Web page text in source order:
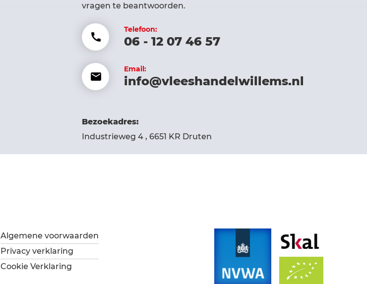
vragen te beantwoorden.
Telefoon:
06 - 12 07 46 57
Email:
info@vleeshandelwillems.nl
Bezoekadres:
Industrieweg 4 , 6651 KR Druten
Algemene voorwaarden
Privacy verklaring
Cookie Verklaring